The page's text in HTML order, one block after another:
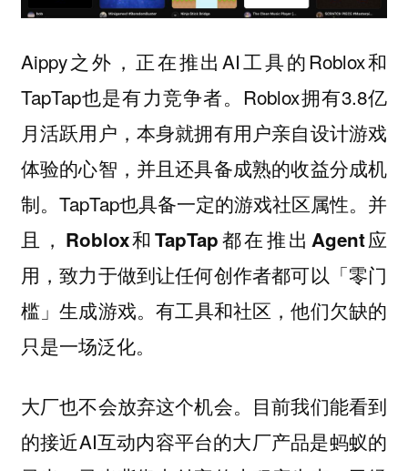
Aippy之外，正在推出AI工具的Roblox和
TapTap也是有力竞争者。Roblox拥有3.8亿
月活跃用户，本身就拥有用户亲自设计游戏
体验的心智，并且还具备成熟的收益分成机
制。TapTap也具备一定的游戏社区属性。并
且， Roblox和TapTap都在推出Agent应
用，致力于做到让任何创作者都可以「零门
槛」生成游戏。有工具和社区，他们欠缺的
只是一场泛化。
大厂也不会放弃这个机会。目前我们能看到
的接近AI互动内容平台的大厂产品是蚂蚁的